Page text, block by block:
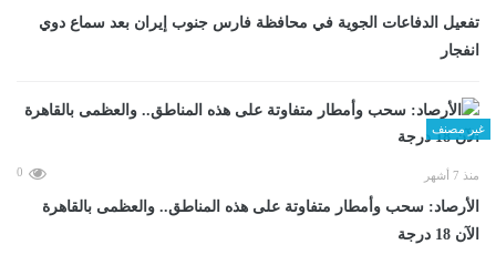
تفعيل الدفاعات الجوية في محافظة فارس جنوب إيران بعد سماع دوي
انفجار
غير مصنف
منذ 7 أشهر 0
الأرصاد: سحب وأمطار متفاوتة على هذه المناطق.. والعظمى بالقاهرة
الآن 18 درجة